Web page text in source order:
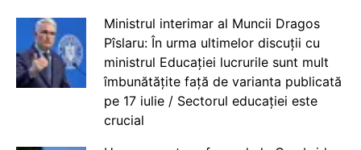
Ministrul interimar al Muncii Dragos
Pîslaru: În urma ultimelor discuții cu
ministrul Educației lucrurile sunt mult
îmbunătățite față de varianta publicată
pe 17 iulie / Sectorul educației este
crucial